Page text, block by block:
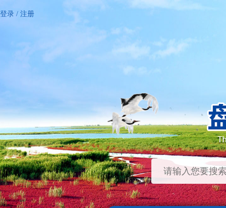
登录 / 注册